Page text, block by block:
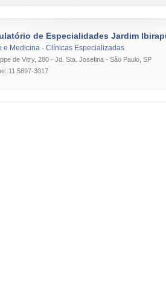
de Especialidades Jardim
e Medicina - Clínicas Especializadas
de Vitry, 280 - Jd. Sta. Josefina - São Paulo, SP
11 5897-3017